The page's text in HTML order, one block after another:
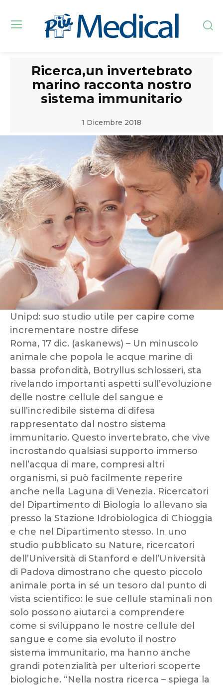
Ricerca,un invertebrato
marino racconta nostro
sistema immunitario
1 Dicembre 2018
Unipd: suo studio utile per capire come
incrementare nostre difese
Roma, 17 dic. (askanews) – Un minuscolo
animale che popola le acque marine di
bassa profondità, Botryllus schlosseri, sta
rivelando importanti aspetti sull’evoluzione
delle nostre cellule del sangue e
sull’incredibile sistema di difesa
rappresentato dal nostro sistema
immunitario. Questo invertebrato, che vive
incrostando qualsiasi supporto immerso
nell’acqua di mare, compresi altri
organismi, si può facilmente reperire
anche nella Laguna di Venezia. Ricercatori
del Dipartimento di Biologia lo allevano sia
presso la Stazione Idrobiologica di Chioggia
e che nel Dipartimento stesso. In uno
studio pubblicato su Nature, ricercatori
dell’Università di Stanford e dell’Università
di Padova dimostrano che questo piccolo
animale porta in sé un tesoro dal punto di
vista scientifico: le sue cellule staminali non
solo possono aiutarci a comprendere
come si sviluppano le nostre cellule del
sangue e come sia evoluto il nostro
sistema immunitario, ma hanno anche
grandi potenzialità per ulteriori scoperte
biologiche. “Nella nostra ricerca – spiega la